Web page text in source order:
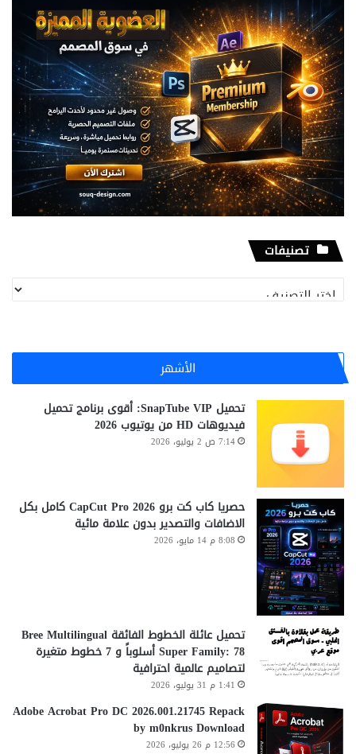
تصنيفات
تصنيفات
الأشهر
تحميل SnapTube VIP: أقوى برنامج تحميل
فيديوهات HD من يوتيوب 2026
7:14 ص 2 يوليو، 2026
حصريا كاب كت برو CapCut Pro 2026 كامل بكل
الاضافات والتصدير بدون علامة مائية
8:08 م 14 مايو، 2026
تحميل عائلة الخطوط الفائقة Bree Multilingual
Super Family: 78 أسلوباً و 7 خطوط متغيرة
لتصاميم عالمية احترافية
1:41 م 31 يوليو، 2026
Adobe Acrobat Pro DC 2026.001.21745 Repack
by m0nkrus Download
12:56 م 26 يوليو، 2026